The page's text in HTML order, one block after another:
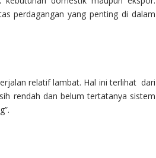
perdagangan yang penting di dalam
relatif lambat. Hal ini terlihat dari
rendah dan belum tertatanya sistem